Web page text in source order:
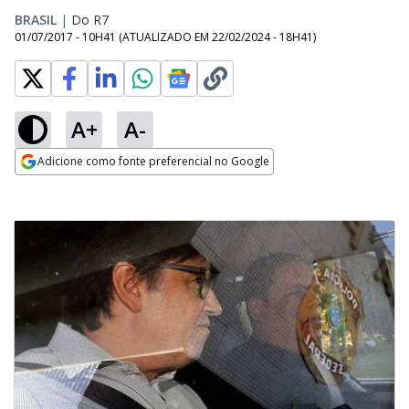
BRASIL | Do R7
01/07/2017 - 10H41 (ATUALIZADO EM 22/02/2024 - 18H41)
A+ A-
Adicione como fonte preferencial no Google